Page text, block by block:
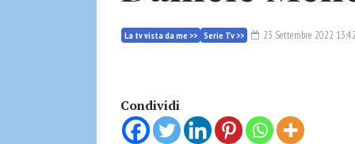
La tv vista da me >> Serie Tv >> 23 Settembre 2022
Condividi